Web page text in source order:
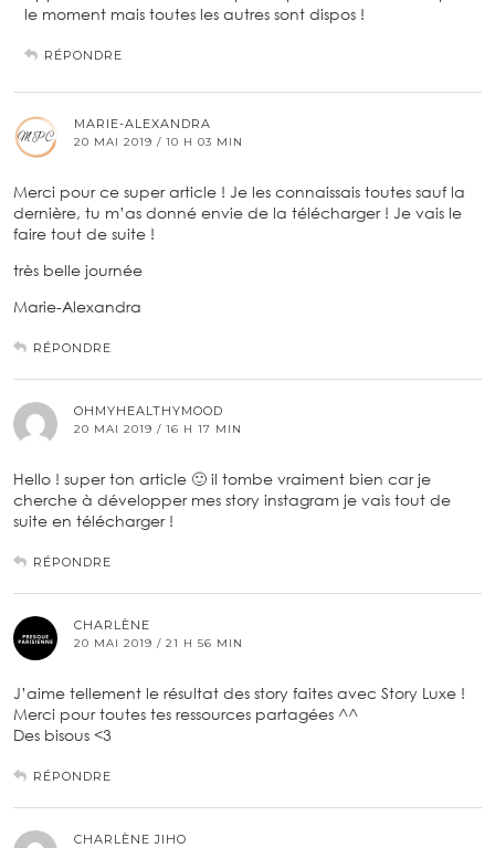
le moment mais toutes les autres sont dispos !
RÉPONDRE
MARIE-ALEXANDRA
20 MAI 2019 / 10 H 03 MIN
Merci pour ce super article ! Je les connaissais toutes sauf la
dernière, tu m’as donné envie de la télécharger ! Je vais le
faire tout de suite !
très belle journée
Marie-Alexandra
RÉPONDRE
OHMYHEALTHYMOOD
20 MAI 2019 / 16 H 17 MIN
Hello ! super ton article 🙂 il tombe vraiment bien car je
cherche à développer mes story instagram je vais tout de
suite en télécharger !
RÉPONDRE
CHARLÈNE
20 MAI 2019 / 21 H 56 MIN
J’aime tellement le résultat des story faites avec Story Luxe !
Merci pour toutes tes ressources partagées ^^
Des bisous <3
RÉPONDRE
CHARLÈNE JIHO